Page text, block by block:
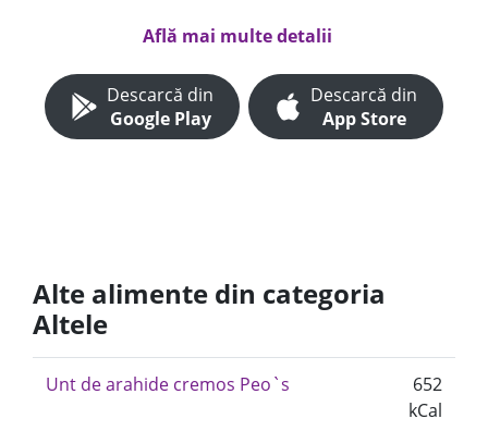
Află mai multe detalii
Descarcă din
Google Play
Descarcă din
App Store
Alte alimente din categoria
Altele
Unt de arahide cremos Peo`s
652
kCal